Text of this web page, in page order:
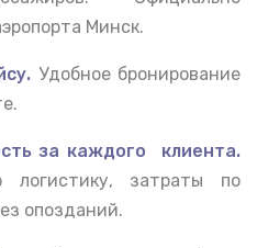
Минск.
Удобное бронирование
за каждого клиента.
логистику, затраты по
опозданий.